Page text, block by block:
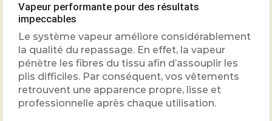
Vapeur performante pour des résultats
impeccables
Le système vapeur améliore considérablement
la qualité du repassage. En effet, la vapeur
pénètre les fibres du tissu afin d’assouplir les
plis difficiles. Par conséquent, vos vêtements
retrouvent une apparence propre, lisse et
professionnelle après chaque utilisation.